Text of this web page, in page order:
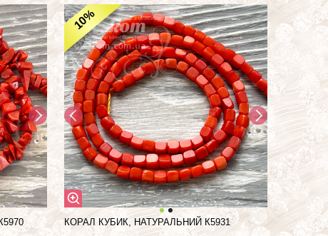
10%
КОРАЛ КУБИК, НАТУРАЛЬНИЙ К5931